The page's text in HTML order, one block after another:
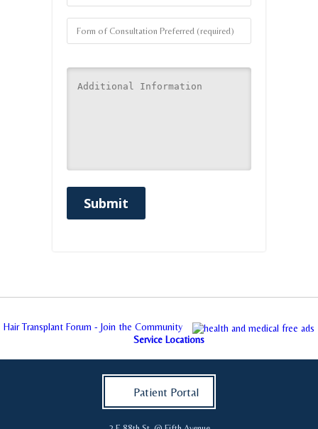
Form of Consultation Preferred (required)
Submit
Hair Transplant Forum - Join the Community
Service Locations
Patient Portal